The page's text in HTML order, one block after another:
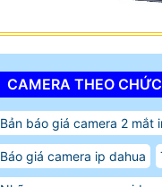
CAMERA THEO
Bản báo giá camera 2 mắt
Báo giá camera ip dahua